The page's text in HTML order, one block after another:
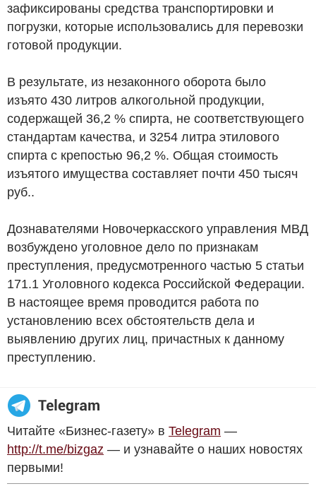
зафиксированы средства транспортировки и
погрузки, которые использовались для перевозки
готовой продукции.
В результате, из незаконного оборота было
изъято 430 литров алкогольной продукции,
содержащей 36,2 % спирта, не соответствующего
стандартам качества, и 3254 литра этилового
спирта с крепостью 96,2 %. Общая стоимость
изъятого имущества составляет почти 450 тысяч
руб..
Дознавателями Новочеркасского управления МВД
возбуждено уголовное дело по признакам
преступления, предусмотренного частью 5 статьи
171.1 Уголовного кодекса Российской Федерации.
В настоящее время проводится работа по
установлению всех обстоятельств дела и
выявлению других лиц, причастных к данному
преступлению.
Читайте «Бизнес-газету» в Telegram —
http://t.me/bizgaz — и узнавайте о наших новостях
первыми!